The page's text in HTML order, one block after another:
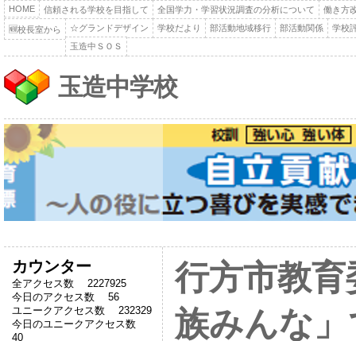
HOME 信頼される学校を目指して 全国学力・学習状況調査の分析について 働き方
🆕校長室から ☆グランドデザイン 学校だより 部活動地域移行 部活動関係
学校
玉造中ＳＯＳ
玉造中学校
カウンター
全アクセス数 2227925
今日のアクセス数 56
ユニークアクセス数 232329
今日のユニークアクセス数
40
行方市教
族みんな